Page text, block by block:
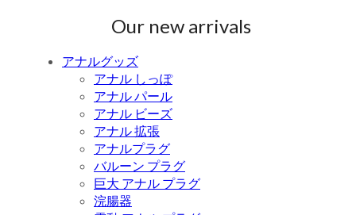
Our new arrivals
アナルグッズ
アナル しっぽ
アナル パール
アナル ビーズ
アナル 拡張
アナルプラグ
バルーン プラグ
巨大 アナル プラグ
浣腸器